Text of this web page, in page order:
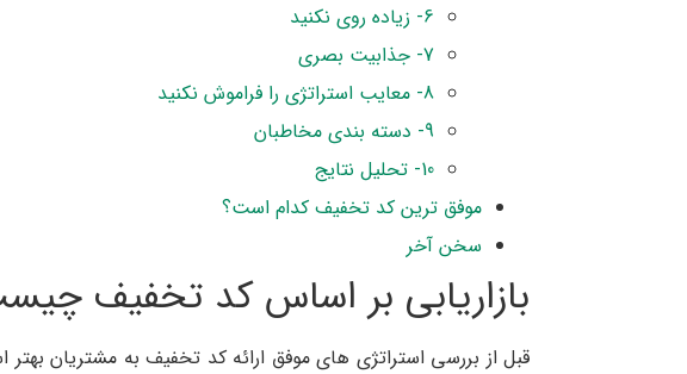
6- زیاده روی نکنید
7- جذابیت بصری
8- معایب استراتژی را فراموش نکنید
9- دسته بندی مخاطبان
10- تحلیل نتایج
موفق ترین کد تخفیف کدام است؟
سخن آخر
بازاریابی بر اساس کد تخفیف
قبل از بررسی استراتژی های موفق ارائه کد تخفیف به مشتریان